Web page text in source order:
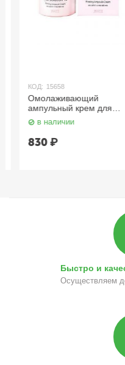
КОД: 15658
Омолаживающий
ампульный крем для
лица 100 мл. Jigott
в наличии
830₽
Быстро и
Осуществляем